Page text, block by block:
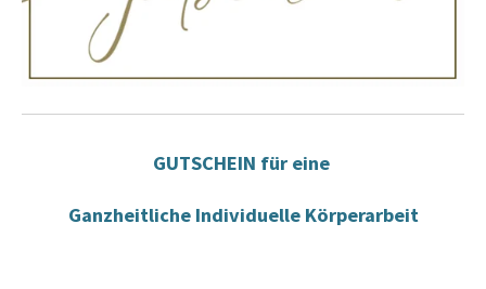
GUTSCHEIN für eine
Ganzheitliche Individuelle Körperarbeit